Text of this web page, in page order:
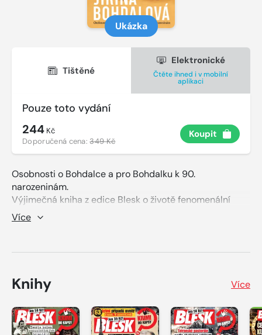
Ukázka
Tištěné
Elektronické
Čtěte ihned i v mobilní
aplikaci
Pouze toto vydání
244 Kč
Doporučená cena:349 Kč
Koupit
Osobnosti o Bohdalce a pro Bohdalku k 90.
narozeninám.
Výjimečná kniha z edice Blesk o životě fenomenální
Jiřiny Bohdalové. Provází čtenáře zásadními životními
okamžiky oblíbené české herečky, ale dává prostor i
rozpovídalo přes šest desítek osobností. Simona
Hrušínský, Martin Dejdar, Zdeněk Zelenka, Jiří Lábus a
mnozí další. Kniha také obsahuje přes 150 černobílých a
z našich nejvýraznějších hereckých osobností
současnosti.
Více
Knihy Více